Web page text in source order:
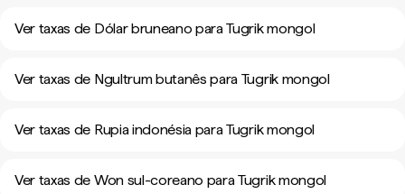
Ver taxas de Dólar bruneano para Tugrik mongol
Ver taxas de Ngultrum butanês para Tugrik mongol
Ver taxas de Rupia indonésia para Tugrik mongol
Ver taxas de Won sul-coreano para Tugrik mongol